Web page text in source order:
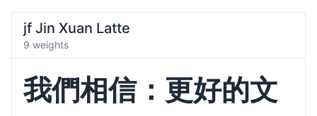
jf Jin Xuan Latte
9 weights
我們相信：更好的文